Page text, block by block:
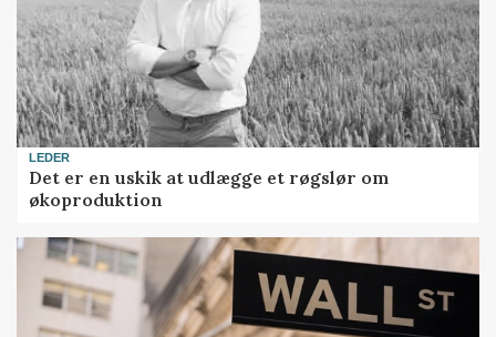
LEDER
Det er en uskik at udlægge et røgslør om
økoproduktion